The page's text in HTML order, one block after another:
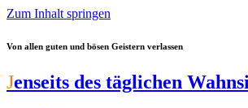
Zum Inhalt springen
Von allen guten und bösen Geistern verlassen
Jenseits des täglichen